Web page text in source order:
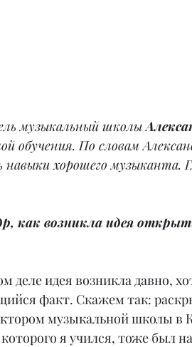
музыкальный школы
обучения. По словам
навыки хорошего музыканта.
как возникла идея
деле идея возникла давно,
факт. Скажем так:
музыкальной школы в
которого я учился, тоже был